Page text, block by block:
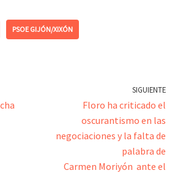
PSOE GIJÓN/XIXÓN
SIGUIENTE
Floro ha criticado el
oscurantismo en las
negociaciones y la falta de
palabra de
Carmen Moriyón ante el